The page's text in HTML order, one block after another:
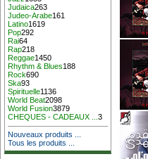
Judaica263
Judeo-Arabe161
Latino1619
Pop292
Rai64
Rap218
Reggae1450
Rhythm & Blues188
Rock690
Ska93
Spirituelle1136
World Beat2098
World Fusion3879
CHEQUES - CADEAUX ...3
Nouveaux produits ...
Tous les produits ...